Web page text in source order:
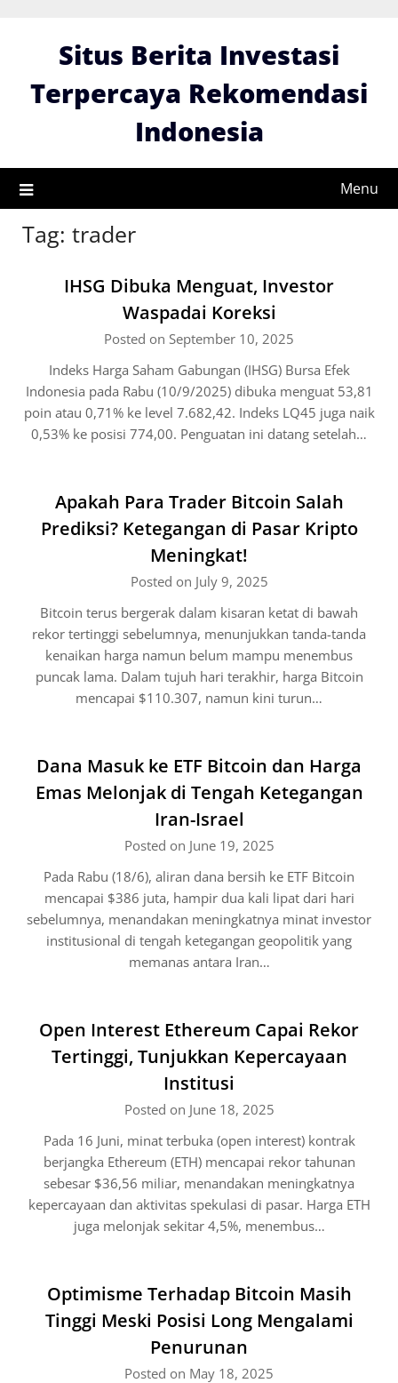
Situs Berita Investasi
Terpercaya Rekomendasi
Indonesia
Menu
Tag: trader
IHSG Dibuka Menguat, Investor
Waspadai Koreksi
Posted on September 10, 2025
Indeks Harga Saham Gabungan (IHSG) Bursa Efek
Indonesia pada Rabu (10/9/2025) dibuka menguat 53,81
poin atau 0,71% ke level 7.682,42. Indeks LQ45 juga naik
0,53% ke posisi 774,00. Penguatan ini datang setelah…
Apakah Para Trader Bitcoin Salah
Prediksi? Ketegangan di Pasar Kripto
Meningkat!
Posted on July 9, 2025
Bitcoin terus bergerak dalam kisaran ketat di bawah
rekor tertinggi sebelumnya, menunjukkan tanda-tanda
kenaikan harga namun belum mampu menembus
puncak lama. Dalam tujuh hari terakhir, harga Bitcoin
mencapai $110.307, namun kini turun…
Dana Masuk ke ETF Bitcoin dan Harga
Emas Melonjak di Tengah Ketegangan
Iran-Israel
Posted on June 19, 2025
Pada Rabu (18/6), aliran dana bersih ke ETF Bitcoin
mencapai $386 juta, hampir dua kali lipat dari hari
sebelumnya, menandakan meningkatnya minat investor
institusional di tengah ketegangan geopolitik yang
memanas antara Iran…
Open Interest Ethereum Capai Rekor
Tertinggi, Tunjukkan Kepercayaan
Institusi
Posted on June 18, 2025
Pada 16 Juni, minat terbuka (open interest) kontrak
berjangka Ethereum (ETH) mencapai rekor tahunan
sebesar $36,56 miliar, menandakan meningkatnya
kepercayaan dan aktivitas spekulasi di pasar. Harga ETH
juga melonjak sekitar 4,5%, menembus…
Optimisme Terhadap Bitcoin Masih
Tinggi Meski Posisi Long Mengalami
Penurunan
Posted on May 18, 2025